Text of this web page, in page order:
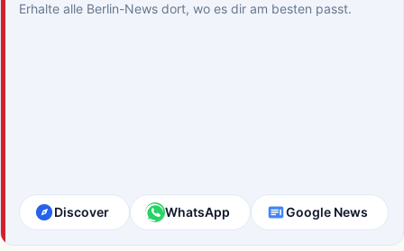
Erhalte alle Berlin-News dort, wo es dir am besten passt.
Discover WhatsApp Google News